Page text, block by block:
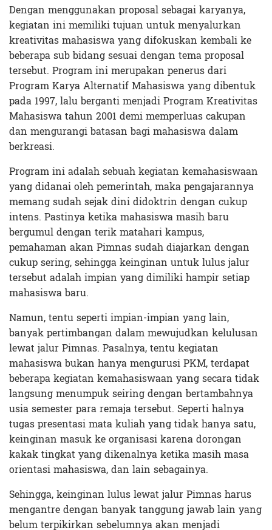
Dengan menggunakan proposal sebagai karyanya,
kegiatan ini memiliki tujuan untuk menyalurkan
kreativitas mahasiswa yang difokuskan kembali ke
beberapa sub bidang sesuai dengan tema proposal
tersebut. Program ini merupakan penerus dari
Program Karya Alternatif Mahasiswa yang dibentuk
pada 1997, lalu berganti menjadi Program Kreativitas
Mahasiswa tahun 2001 demi memperluas cakupan
dan mengurangi batasan bagi mahasiswa dalam
berkreasi.
Program ini adalah sebuah kegiatan kemahasiswaan
yang didanai oleh pemerintah, maka pengajarannya
memang sudah sejak dini didoktrin dengan cukup
intens. Pastinya ketika mahasiswa masih baru
bergumul dengan terik matahari kampus,
pemahaman akan Pimnas sudah diajarkan dengan
cukup sering, sehingga keinginan untuk lulus jalur
tersebut adalah impian yang dimiliki hampir setiap
mahasiswa baru.
Namun, tentu seperti impian-impian yang lain,
banyak pertimbangan dalam mewujudkan kelulusan
lewat jalur Pimnas. Pasalnya, tentu kegiatan
mahasiswa bukan hanya mengurusi PKM, terdapat
beberapa kegiatan kemahasiswaan yang secara tidak
langsung menumpuk seiring dengan bertambahnya
usia semester para remaja tersebut. Seperti halnya
tugas presentasi mata kuliah yang tidak hanya satu,
keinginan masuk ke organisasi karena dorongan
kakak tingkat yang dikenalnya ketika masih masa
orientasi mahasiswa, dan lain sebagainya.
Sehingga, keinginan lulus lewat jalur Pimnas harus
mengantre dengan banyak tanggung jawab lain yang
belum terpikirkan sebelumnya akan menjadi